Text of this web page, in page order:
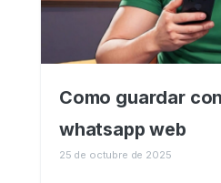
Como guardar
whatsapp web
25 de octubre de 2025